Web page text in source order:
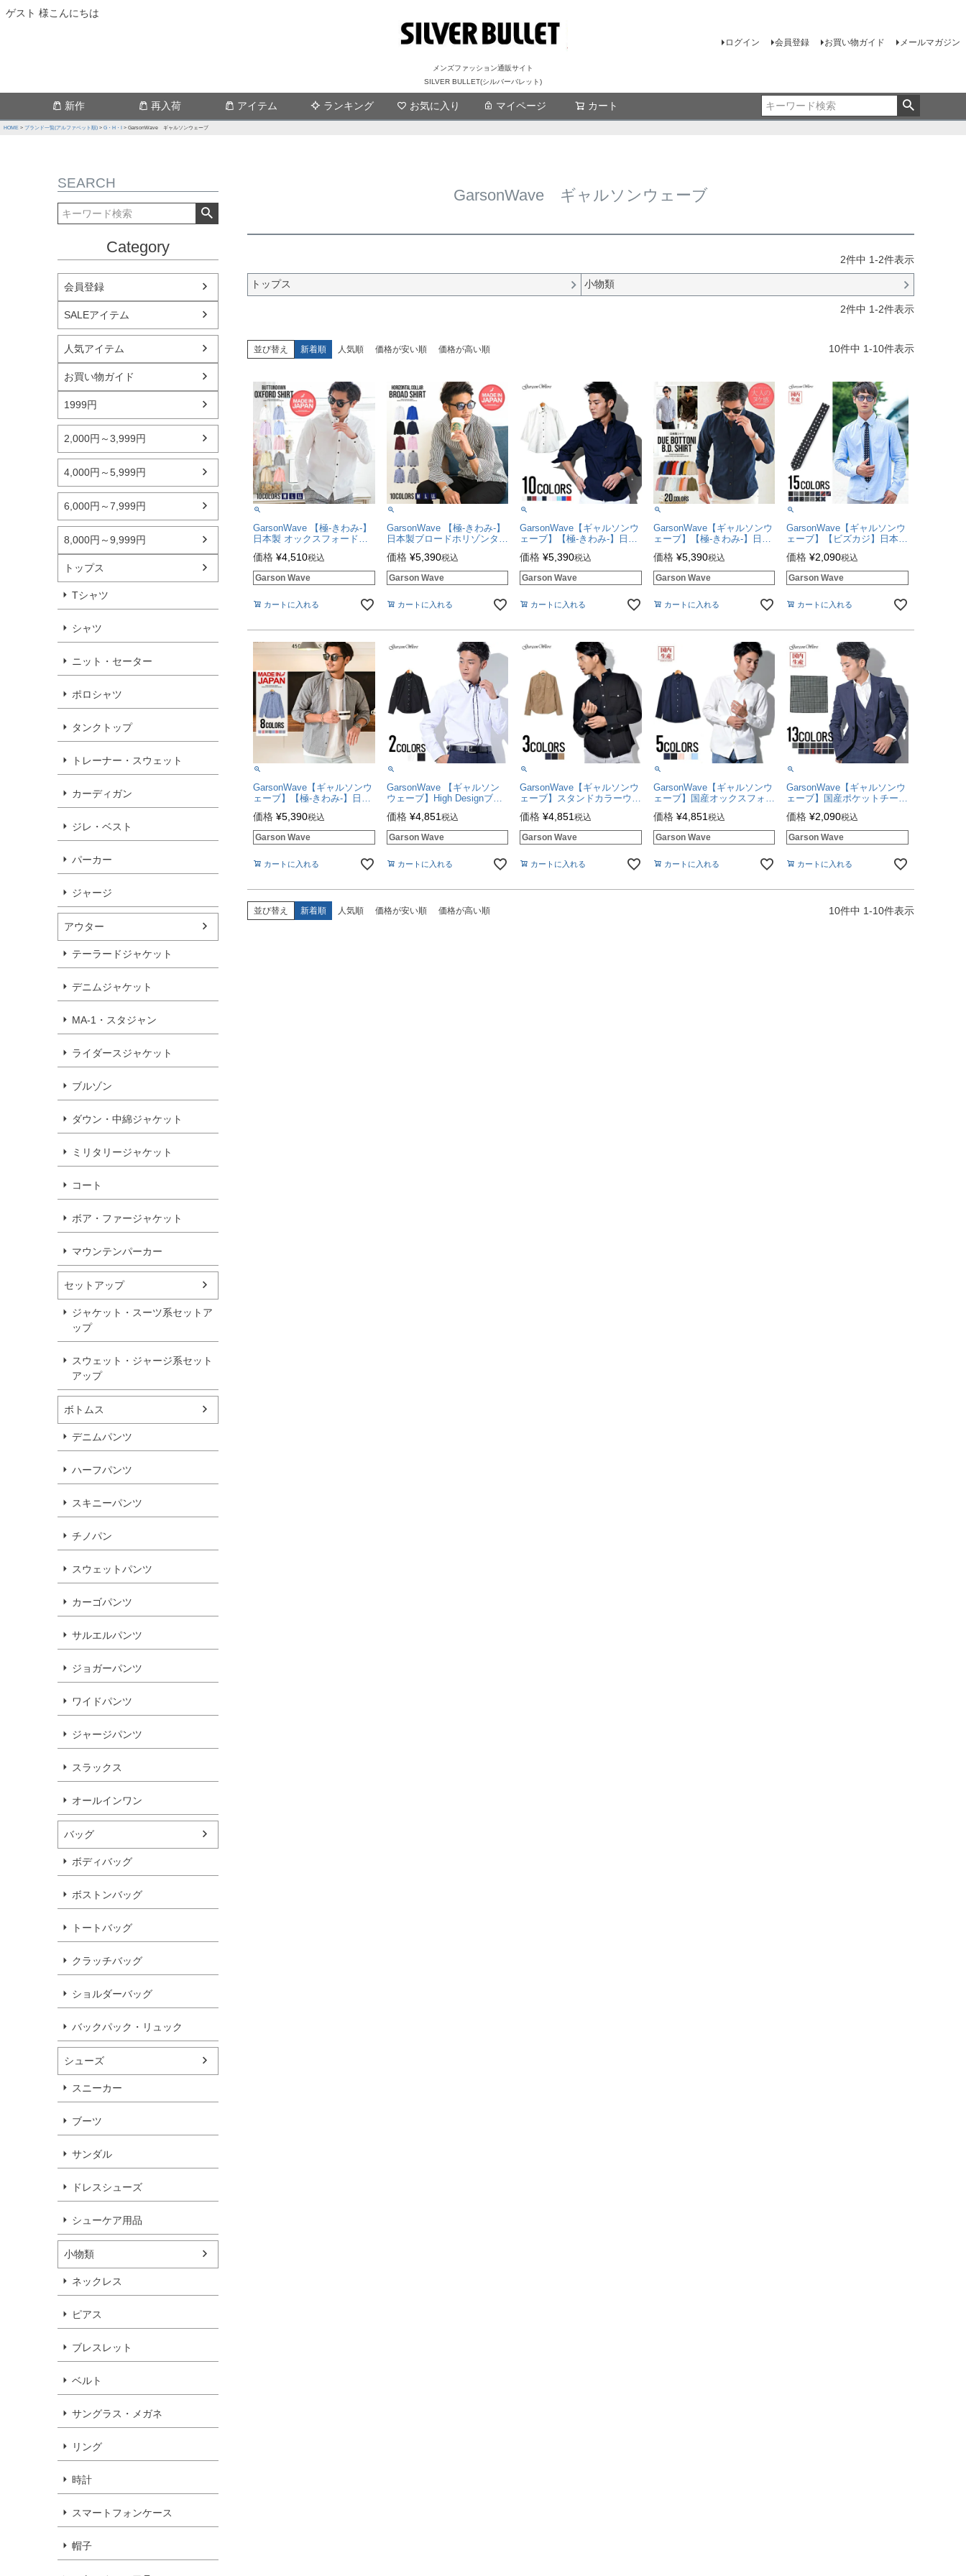
ゲスト 様こんにちは
メンズファッション通販サイト
SILVER BULLET(シルバーバレット)
ログイン 会員登録 お買い物ガイド メールマガジン
新作 再入荷 アイテム ランキング お気に入り マイページ カート
検索
HOME ブランド一覧(アルファベット順) G・H・I GarsonWave ギャルソンウェーブ
SEARCH
Category
会員登録
SALEアイテム
人気アイテム
お買い物ガイド
1999円
2,000円～3,999円
4,000円～5,999円
6,000円～7,999円
8,000円～9,999円
トップス
Tシャツ
シャツ
ニット・セーター
ポロシャツ
タンクトップ
トレーナー・スウェット
カーディガン
ジレ・ベスト
パーカー
ジャージ
アウター
テーラードジャケット
デニムジャケット
MA-1・スタジャン
ライダースジャケット
ブルゾン
ダウン・中綿ジャケット
ミリタリージャケット
コート
ボア・ファージャケット
マウンテンパーカー
セットアップ
ジャケット・スーツ系セットア
ップ
スウェット・ジャージ系セット
アップ
ボトムス
デニムパンツ
ハーフパンツ
スキニーパンツ
チノパン
スウェットパンツ
カーゴパンツ
サルエルパンツ
ジョガーパンツ
ワイドパンツ
ジャージパンツ
スラックス
オールインワン
バッグ
ボディバッグ
ボストンバッグ
トートバッグ
クラッチバッグ
ショルダーバッグ
バックパック・リュック
シューズ
スニーカー
ブーツ
サンダル
ドレスシューズ
シューケア用品
小物類
ネックレス
ピアス
ブレスレット
ベルト
サングラス・メガネ
リング
時計
スマートフォンケース
帽子
GarsonWave ギャルソンウェーブ
2件中 1-2件表示
トップス 小物類
2件中 1-2件表示
並び替え 新着順 人気順 価格が安い順 価格が高い順 10件中 1-10件表示
GarsonWave 【極-きわみ-】
日本製 オックスフォードボ
色【シャツ】
価格 ¥4,510税込
Garson Wave
カートに入れる
GarsonWave 【極-きわみ-】
日本製ブロードホリゾンタル
【シャツ】
価格 ¥5,390税込
Garson Wave
カートに入れる
GarsonWave【ギャルソンウ
ェーブ】【極-きわみ-】日本
ン7分袖シャツ/全10色 【シ
ャツ】
価格 ¥5,390税込
Garson Wave
カートに入れる
GarsonWave【ギャルソンウ
ェーブ】【極-きわみ-】日本
ン長袖シャツ/全20色2022シ
ャツ
価格 ¥5,390税込
Garson Wave
カートに入れる
GarsonWave【ギャルソンウ
ェーブ】【ビズカジ】日本製
対応】
価格 ¥2,090税込
Garson Wave
カートに入れる
GarsonWave【ギャルソンウ
ェーブ】【極-きわみ-】日本
製ギンガムチェックボタンダ
ウン長袖シャツ/全8色シャツ
価格 ¥5,390税込
Garson Wave
カートに入れる
GarsonWave 【ギャルソン
ウェーブ】High Designブロ
ードダブルカラーフロントパ
イピングデザインボタンダウ
ン長袖シャツ/全2色シャツ
価格 ¥4,851税込
Garson Wave
カートに入れる
GarsonWave【ギャルソンウ
ェーブ】スタンドカラーウェ
スタンデザインシャツ(長袖
シャツ)/全3色シャツ
価格 ¥4,851税込
Garson Wave
カートに入れる
GarsonWave【ギャルソンウ
ェーブ】国産オックスフォー
ドボタンダウンビズカジ消臭
テープ仕様長袖シャツ/全5色
シャツ
価格 ¥4,851税込
Garson Wave
カートに入れる
GarsonWave【ギャルソンウ
ェーブ】国産ポケットチー
フ/全13色【メール便対応】
価格 ¥2,090税込
Garson Wave
カートに入れる
並び替え 新着順 人気順 価格が安い順 価格が高い順 10件中 1-10件表示